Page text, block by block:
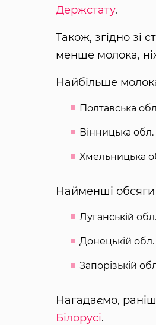
Держстату.
Також, згідно зі
менше молока,
Найбільше
Полтавська
Вінницька
Хмельницька
Найменші обсяги
Луганській
Донецькій
Запорізькій
Нагадаємо,
Білорусі.